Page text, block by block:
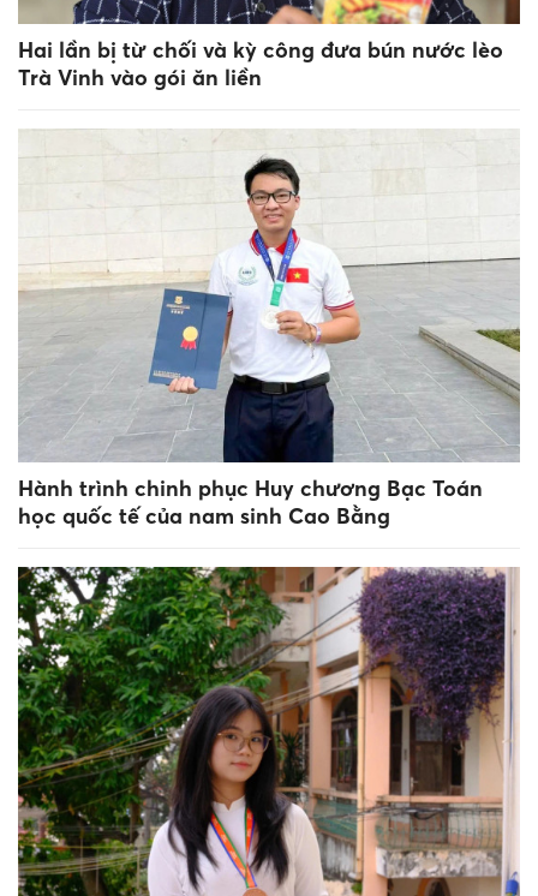
Hai lần bị từ chối và kỳ công đưa bún nước lèo
Trà Vinh vào gói ăn liền
Hành trình chinh phục Huy chương Bạc Toán
học quốc tế của nam sinh Cao Bằng